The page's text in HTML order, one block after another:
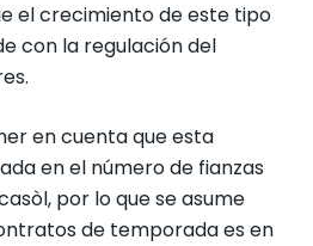
el crecimiento de este tipo
con la regulación del
en cuenta que esta
en el número de fianzas
por lo que se asume
de temporada es en